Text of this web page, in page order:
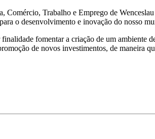
Comércio, Trabalho e Emprego de
o desenvolvimento e inovação do nosso
fomentar a criação de um ambiente
de novos investimentos, de maneira